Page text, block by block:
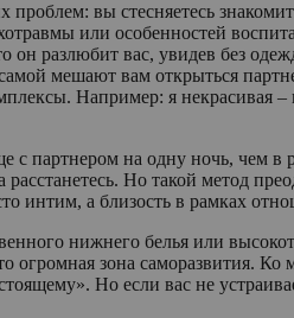
проблем: вы стесняетесь
или особенностей
он разлюбит вас, увидев без
мешают вам открыться
Например: я некрасивая
с партнером на одну ночь, чем
Но такой метод
интим, а близость в рамках
нижнего белья или
огромная зона саморазвития.
Но если вас не